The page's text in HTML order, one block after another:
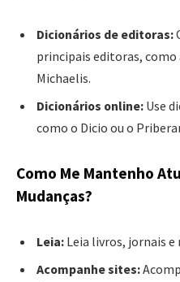
Dicionários de editoras:
principais editoras, como
Michaelis.
Dicionários online: Use
como o Dicio ou o
Como Me Mantenho
Mudanças?
Leia: Leia livros, jornais e
Acompanhe sites: